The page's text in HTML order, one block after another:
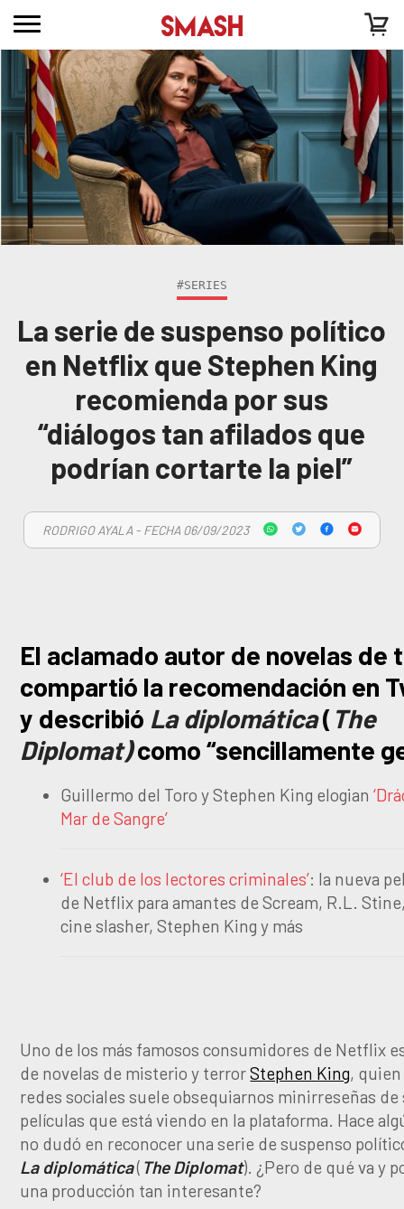
#SERIES
La serie de suspenso político
en Netflix que Stephen King
recomienda por sus
“diálogos tan afilados que
podrían cortarte la piel”
RODRIGO AYALA - FECHA 06/09/2023
El aclamado autor de novelas de
compartió la recomendación en
y describió La diplomática( The
Diplomat)como “sencillamente
Guillermo del Toro y Stephen King elogian
Mar de Sangre’
‘El club de los lectores criminales’: la nueva
de Netflix para amantes de Scream, R.L.
cine slasher, Stephen King y más
Uno de los más famosos consumidores de Netflix
de novelas de misterio y terrorStephen King,
redes sociales suele obsequiarnos minirreseñas de
películas que está viendo en la plataforma. Hace
no dudó en reconocer una serie de suspenso
La diplomática( The Diplomat). ¿Pero de qué va y
una producción tan interesante?